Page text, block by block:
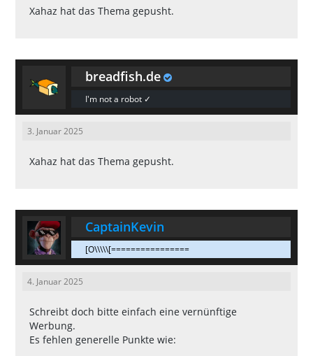
Xahaz hat das Thema gepusht.
breadfish.de
I'm not a robot ✓
3. Januar 2025
Xahaz hat das Thema gepusht.
CaptainKevin
[O\\\\\[================
4. Januar 2025
Schreibt doch bitte einfach eine vernünftige
Werbung.
Es fehlen generelle Punkte wie: